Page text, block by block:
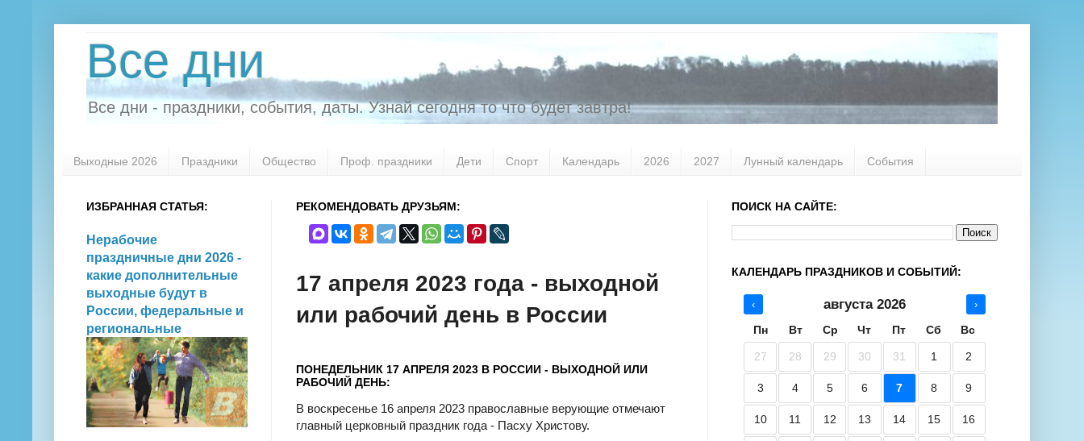
Все дни
Все дни - праздники, события, даты. Узнай сегодня то что будет завтра!
Выходные 2026 Праздники Общество Проф. праздники Дети Спорт Календарь 2026 2027 Лунный календарь События
РЕКОМЕНДОВАТЬ ДРУЗЬЯМ:
17 апреля 2023 года - выходной
или рабочий день в России
ПОНЕДЕЛЬНИК 17 АПРЕЛЯ 2023 В РОССИИ - ВЫХОДНОЙ ИЛИ
РАБОЧИЙ ДЕНЬ:
В воскресенье 16 апреля 2023 православные верующие отмечают
главный церковный праздник года - Пасху Христову.
ИЗБРАННАЯ СТАТЬЯ:
Нерабочие
праздничные дни 2026 -
какие дополнительные
выходные будут в
России, федеральные и
региональные
ПОИСК НА САЙТЕ:
КАЛЕНДАРЬ ПРАЗДНИКОВ И СОБЫТИЙ:
‹ августа 2026 ›
Пн Вт Ср Чт Пт Сб Вс
27 28 29 30 31 1 2
3 4 5 6 7 8 9
10 11 12 13 14 15 16